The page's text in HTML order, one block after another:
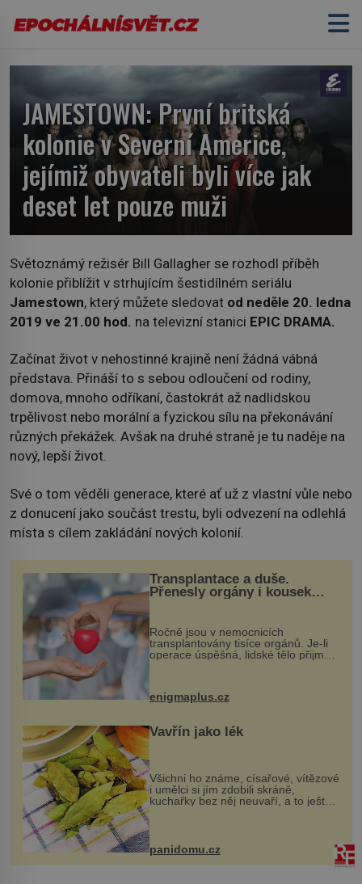
JAMESTOWN: První britská
kolonie v Severní Americe,
jejímiž obyvateli byli více jak
deset let pouze muži
Světoznámý režisér Bill Gallagher se rozhodl příběh
kolonie přiblížit v strhujícím šestidílném seriálu
Jamestown, který můžete sledovat od neděle 20. ledna
2019 ve 21.00 hod. na televizní stanici EPIC DRAMA.
Začínat život v nehostinné krajině není žádná vábná
představa. Přináší to s sebou odloučení od rodiny,
domova, mnoho odříkaní, častokrát až nadlidskou
trpělivost nebo morální a fyzickou sílu na překonávání
různých překážek. Avšak na druhé straně je tu naděje na
nový, lepší život.
Své o tom věděli generace, které ať už z vlastní vůle nebo
z donucení jako součást trestu, byli odvezení na odlehlá
místa s cílem zakládání nových kolonií.
Transplantace a duše.
Přenesly orgány i kousek
Ročně jsou v nemocnicích
transplantovány tisíce orgánů. Je-li
operace úspěšná, lidské tělo přijme
enigmaplus.cz
Vavřín jako lék
Všichni ho známe, císařové, vítězové
i umělci si jím zdobili skráně,
kuchařky bez něj neuvaří, a to ještě
nevíte, že bobkový list může výrazně
zmírnit některé naše neduhy.
Obsahuje v malém množství ně...
panidomu.cz